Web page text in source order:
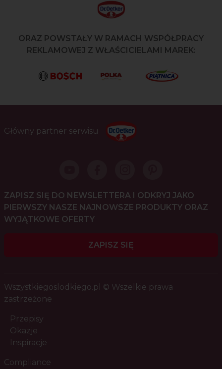
ORAZ POWSTAŁY W RAMACH WSPÓŁPRACY
REKLAMOWEJ Z WŁAŚCICIELAMI MAREK:
Główny partner serwisu
ZAPISZ SIĘ DO NEWSLETTERA I ODKRYJ JAKO
PIERWSZY NASZE NAJNOWSZE PRODUKTY ORAZ
WYJĄTKOWE OFERTY
ZAPISZ SIĘ
Wszystkiegoslodkiego.pl © Wszelkie prawa
zastrzeżone
Przepisy
Okazje
Inspiracje
Compliance